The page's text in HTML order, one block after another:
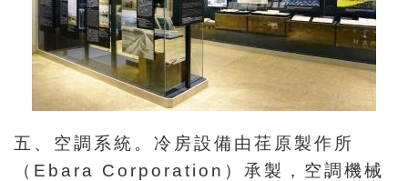
五、空調系統。冷房設備由荏原製作所
（Ebara Corporation）承製，空調機械